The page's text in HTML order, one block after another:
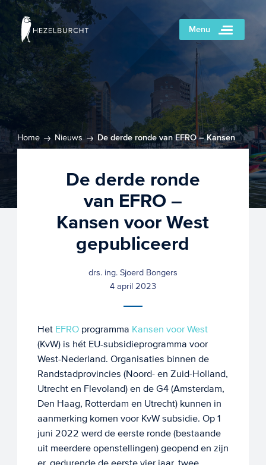
Menu
Home Nieuws
De derde ronde van EFRO – Kansen
De derde ronde
van EFRO –
Kansen voor West
gepubliceerd
drs. ing. Sjoerd Bongers
4 april 2023
Het EFROprogramma Kansen voor West
(KvW) is hét EU-subsidieprogramma voor
West-Nederland. Organisaties binnen de
Randstadprovincies (Noord- en Zuid-Holland,
Utrecht en Flevoland) en de G4 (Amsterdam,
Den Haag, Rotterdam en Utrecht) kunnen in
aanmerking komen voor KvW subsidie. Op 1
juni 2022 werd de eerste ronde (bestaande
uit meerdere openstellingen) geopend en zijn